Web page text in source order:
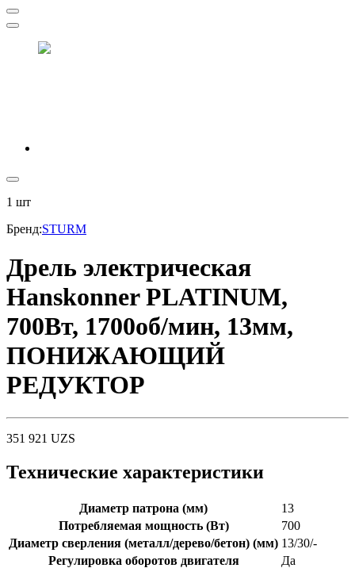
1 шт
Бренд:STURM
Дрель электрическая
Hanskonner PLATINUM,
700Вт, 1700об/мин, 13мм,
ПОНИЖАЮЩИЙ
РЕДУКТОР
351 921 UZS
Технические характеристики
Диаметр патрона (мм)
13
Потребляемая мощность (Вт)
700
Диаметр сверления (металл/дерево/бетон) (мм) 13/30/-
Регулировка оборотов двигателя
Да